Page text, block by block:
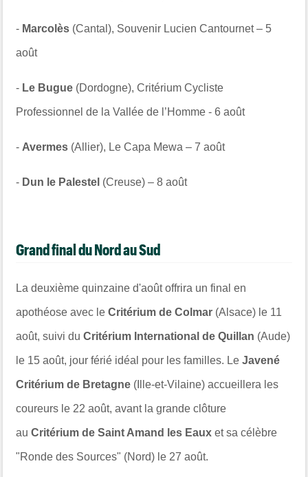
- Marcolès (Cantal), Souvenir Lucien Cantournet – 5
août
- Le Bugue (Dordogne), Critérium Cycliste
Professionnel de la Vallée de l’Homme - 6 août
- Avermes (Allier), Le Capa Mewa – 7 août
- Dun le Palestel (Creuse) – 8 août
Grand final du Nord au Sud
La deuxième quinzaine d'août offrira un final en
apothéose avec leCritérium de Colmar (Alsace) le 11
août, suivi duCritérium International de Quillan (Aude)
le 15 août, jour férié idéal pour les familles. LeJavené
Critérium de Bretagne (Ille-et-Vilaine) accueillera les
coureurs le 22 août, avant la grande clôture
auCritérium de Saint Amand les Eaux et sa célèbre
"Ronde des Sources" (Nord) le 27 août.